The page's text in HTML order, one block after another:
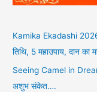
Kamika Ekadashi 2026
तिथि, 5 महाउपाय, दान का
Seeing Camel in
अशुभ संकेत….